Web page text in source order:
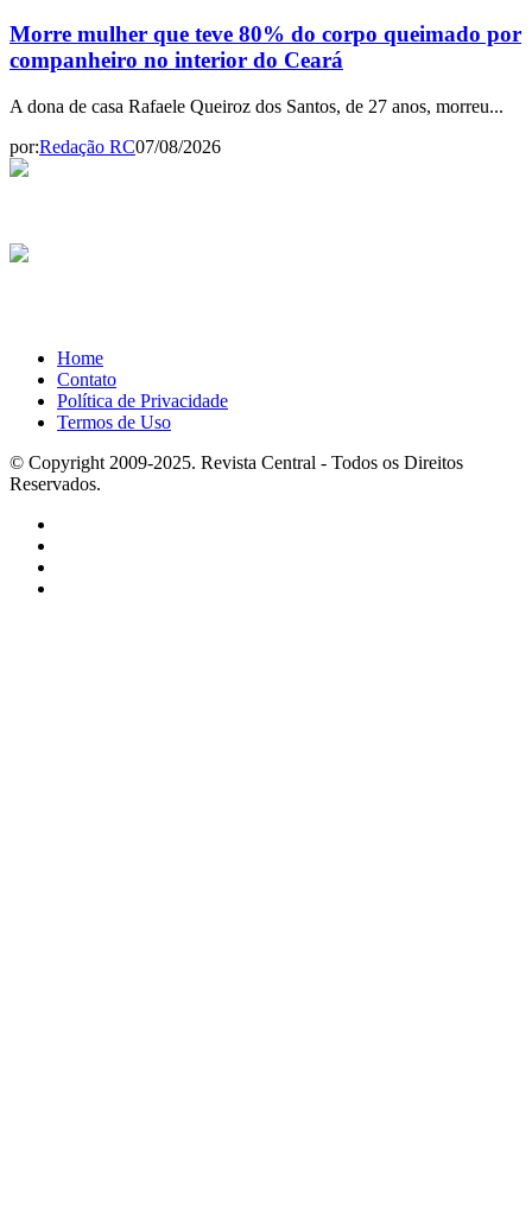
Morre mulher que teve 80% do corpo queimado por
companheiro no interior do Ceará
A dona de casa Rafaele Queiroz dos Santos, de 27 anos, morreu...
por:Redação RC07/08/2026
Home
Contato
Política de Privacidade
Termos de Uso
© Copyright 2009-2025. Revista Central - Todos os Direitos
Reservados.